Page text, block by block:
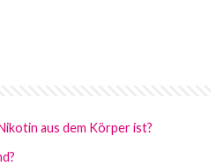
aus dem Körper ist?